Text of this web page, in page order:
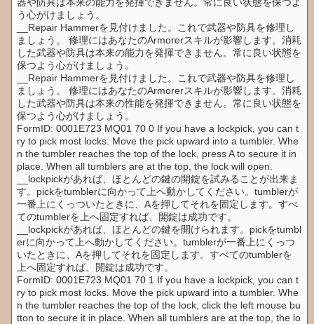
う心がけましょう。
__Repair Hammerを見付けました。これで武器や防具を修理し
ましょう。 修理にはあなたのArmorerスキルが影響します。消耗
した武器や防具は本来の能力を発揮できません。常に良い状態を
保つよう心がけましょう。
__Repair Hammerを見付けました。これで武器や防具を修理し
ましょう。 修理にはあなたのArmorerスキルが影響します。消耗
した武器や防具は本来の性能を発揮できません。常に良い状態を
保つよう心がけましょう。
FormID: 0001E723 MQ01 70 0 If you have a lockpick, you can t
ry to pick most locks. Move the pick upward into a tumbler. Whe
n the tumbler reaches the top of the lock, press A to secure it in
place. When all tumblers are at the top, the lock will open.
__lockpickがあれば、ほとんどの鍵の開錠を試みることが出来ま
す。pickをtumblerに向かって上へ動かしてください。tumblerが
一番上にくっついたときに、Aを押してそれを固定します。すべ
てのtumblerを上へ固定すれば、開錠は成功です。
__lockpickがあれば、ほとんどの鍵を開けられます。pickをtumbl
erに向かって上へ動かしてください。tumblerが一番上にくっつ
いたときに、Aを押してそれを固定します。すべてのtumblerを
上へ固定すれば、開錠は成功です。
FormID: 0001E723 MQ01 70 1 If you have a lockpick, you can t
ry to pick most locks. Move the pick upward into a tumbler. Whe
n the tumbler reaches the top of the lock, click the left mouse bu
tton to secure it in place. When all tumblers are at the top, the lo